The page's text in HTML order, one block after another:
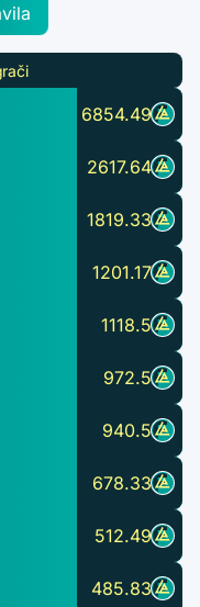
6854.49
2617.64
1819.33
1201.17
1118.5
972.5
940.5
678.33
512.49
485.83